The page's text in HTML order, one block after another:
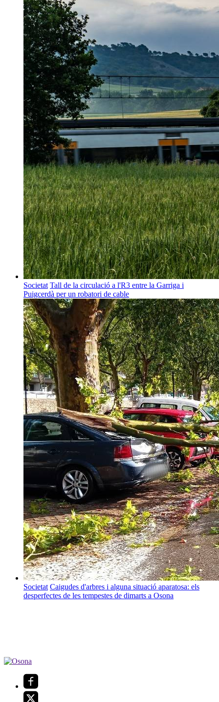
Societat Tall de la circulació a l'R3 entre la Garriga i
Puigcerdà per un robatori de cable
Societat Caigudes d'arbres i alguna situació aparatosa: els
desperfectes de les tempestes de dimarts a Osona